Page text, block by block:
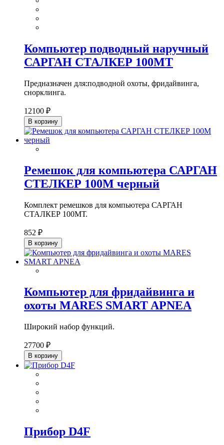
Компьютер подводный наручный
САРГАН СТАЛКЕР 100МТ
Предназначен для:подводной охоты, фридайвинга,
снорклинга.
12100 ₽
В корзину
Ремешок для компьютера САРГАН
СТЕЛКЕР 100М черный
Комплект ремешков для компьютера САРГАН
СТАЛКЕР 100МТ.
852 ₽
В корзину
Компьютер для фридайвинга и
охоты MARES SMART APNEA
Широкий набор функций.
27700 ₽
В корзину
Прибор D4F